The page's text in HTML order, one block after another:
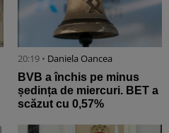
20:19 • Daniela Oancea
BVB a închis pe minus
ședința de miercuri. BET a
scăzut cu 0,57%